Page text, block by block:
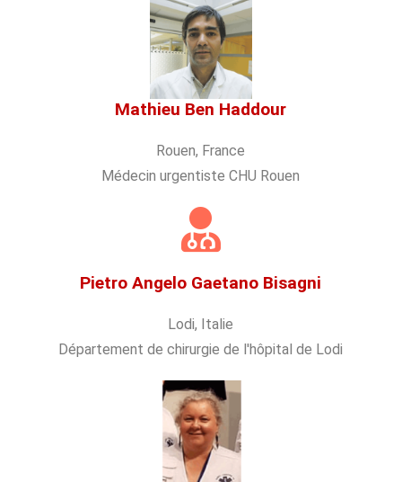
Mathieu Ben Haddour
Rouen, France
Médecin urgentiste CHU Rouen
Pietro Angelo Gaetano Bisagni
Lodi, Italie
Département de chirurgie de l'hôpital de Lodi